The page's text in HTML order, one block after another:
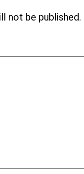
not be published.